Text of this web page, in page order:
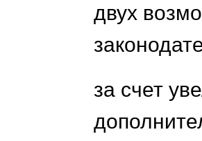
двух
за счет